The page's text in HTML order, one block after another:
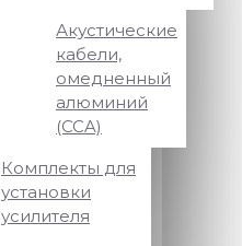
Акустические
кабели,
омедненный
алюминий
(CCA)
Комплекты для
установки
усилителя